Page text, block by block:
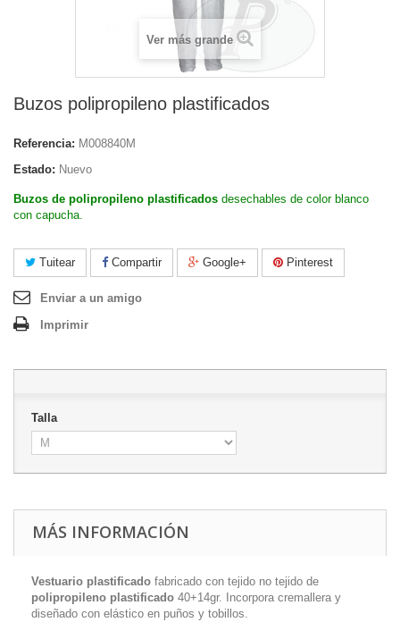
Ver más grande
Buzos polipropileno plastificados
Referencia: M008840M
Estado: Nuevo
Buzos de polipropileno plastificados desechables de color blanco
con capucha.
Tuitear Compartir Google+ Pinterest
Enviar a un amigo
Imprimir
Talla
MÁS INFORMACIÓN
Vestuario plastificado fabricado con tejido no tejido de
polipropileno plastificado 40+14gr. Incorpora cremallera y
diseñado con elástico en puños y tobillos.